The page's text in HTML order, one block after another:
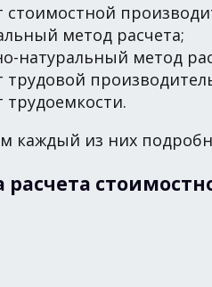
стоимостной
метод расчета;
натуральный метод
трудовой
трудоемкости.
каждый из них